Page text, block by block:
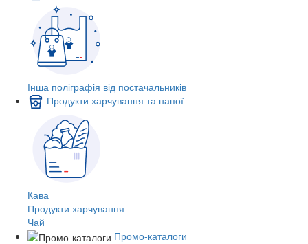
Інша поліграфія від постачальників
Продукти харчування та напої
Кава
Продукти харчування
Чай
Промо-каталоги